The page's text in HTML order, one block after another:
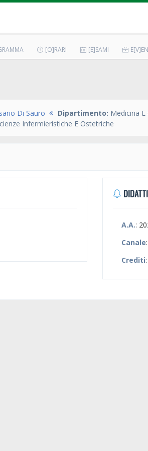
[O]RARI [E]SAMI
Di Sauro Dipartimento: Medicina E
Infermieristiche E Ostetriche
A.A.:
Canale
Crediti